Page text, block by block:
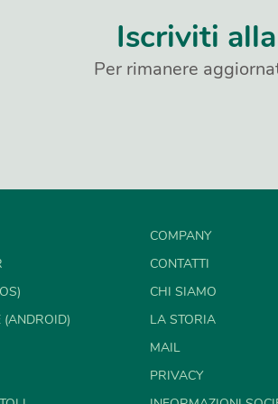
Iscriviti
Per rimanere
(ANDROID)
COMPANY
CONTATTI
CHI SIAMO
LA STORIA
MAIL
PRIVACY